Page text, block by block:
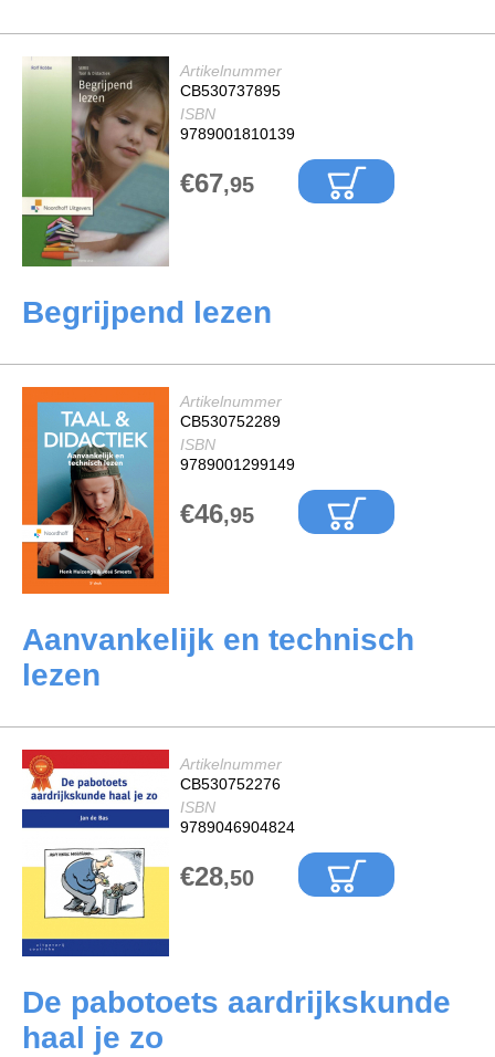
Begrijpend lezen
€67,95
Artikelnummer
CB530737895
ISBN
9789001810139
Aanvankelijk en technisch
lezen
€46,95
Artikelnummer
CB530752289
ISBN
9789001299149
De pabotoets aardrijkskunde
haal je zo
€28,50
Artikelnummer
CB530752276
ISBN
9789046904824